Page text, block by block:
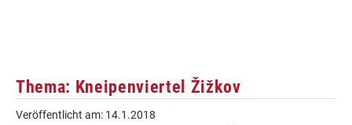
Thema: Kneipenviertel Žižkov
Veröffentlicht am: 14.1.2018